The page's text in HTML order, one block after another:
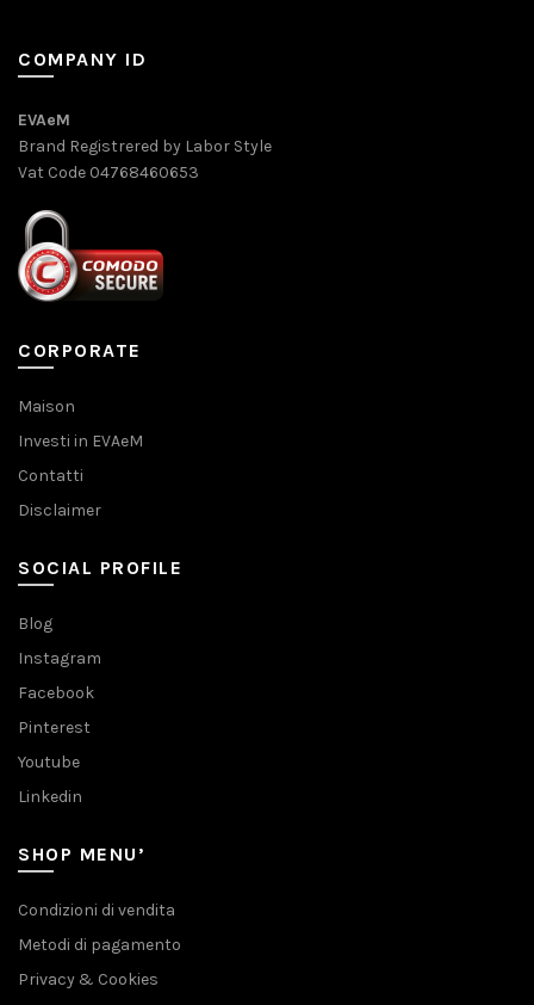
COMPANY ID
EVAeM
Brand Registrered by Labor Style
Vat Code 04768460653
CORPORATE
Maison
Investi in EVAeM
Contatti
Disclaimer
SOCIAL PROFILE
Blog
Instagram
Facebook
Pinterest
Youtube
Linkedin
SHOP MENU’
Condizioni di vendita
Metodi di pagamento
Privacy & Cookies